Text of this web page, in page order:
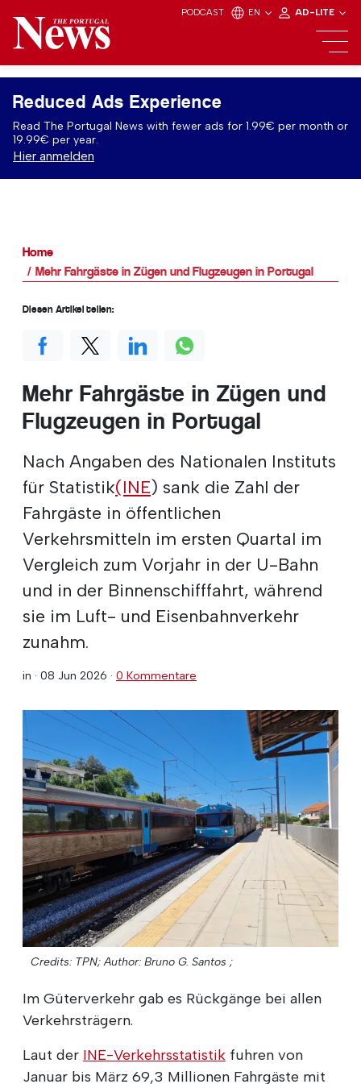
PODCAST EN AD-LITE
Reduced Ads Experience
Read The Portugal News with fewer ads for 1.99€ per month or
19.99€ per year.
Hier anmelden
Home
Mehr Fahrgäste in Zügen und Flugzeugen in Portugal
Mehr Fahrgäste in Zügen und
Flugzeugen in Portugal
Nach Angaben des Nationalen Instituts
für Statistik(INE) sank die Zahl der
Fahrgäste in öffentlichen
Verkehrsmitteln im ersten Quartal im
Vergleich zum Vorjahr in der U-Bahn
und in der Binnenschifffahrt, während
sie im Luft- und Eisenbahnverkehr
zunahm.
in · 08 Jun 2026 · 0 Kommentare
Credits: TPN; Author: Bruno G. Santos ;
Im Güterverkehr gab es Rückgänge bei allen
Verkehrsträgern.
Laut der INE-Verkehrsstatistik fuhren von
Januar bis März 69,3 Millionen Fahrgäste mit
Diesen Artikel teilen: